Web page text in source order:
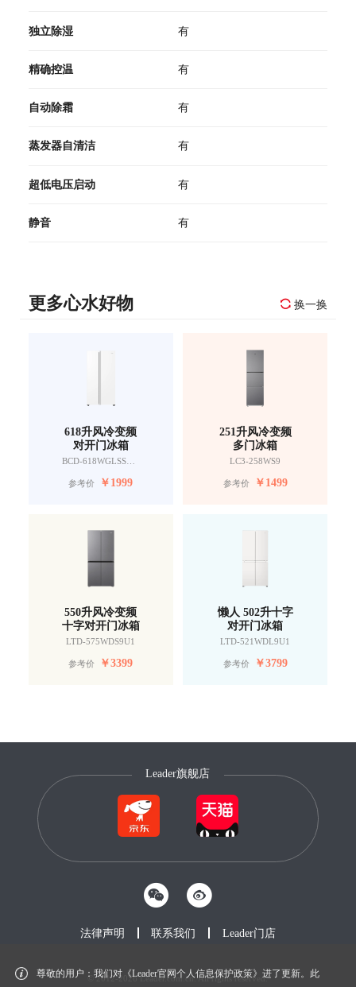
独立除湿 有
精确控温 有
自动除霜 有
蒸发器自清洁 有
超低电压启动 有
静音 有
更多心水好物 换一换
618升风冷变频
对开门冰箱
BCD-618WGLSSEDW9
参考价 ￥1999
251升风冷变频
多门冰箱
LC3-258WS9
参考价 ￥1499
550升风冷变频
十字对开门冰箱
LTD-575WDS9U1
参考价 ￥3399
懒人 502升十字
对开门冰箱
LTD-521WDL9U1
参考价 ￥3799
尊敬的用户：我们对《Leader官网个人信息保护政策》进了更新。此
Leader旗舰店
法律声明 联系我们 Leader门店
© 2012-2026 Leader.com.cn. All rights reserved.